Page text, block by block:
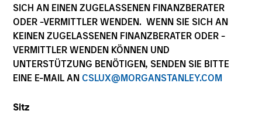
SICH AN EINEN ZUGELASSENEN FINANZBERATER
ODER -VERMITTLER WENDEN. WENN SIE SICH AN
KEINEN ZUGELASSENEN FINANZBERATER ODER -
VERMITTLER WENDEN KÖNNEN UND
UNTERSTÜTZUNG BENÖTIGEN, SENDEN SIE BITTE
EINE E-MAIL AN CSLUX@MORGANSTANLEY.COM
Sitz